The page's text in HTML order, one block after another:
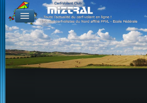
De par le monde
GALERIES
Galerie Photo
Galerie KAP
Galerie Vidéo